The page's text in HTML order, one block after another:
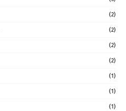
(2)
(2)
(2)
(2)
(1)
(1)
(1)